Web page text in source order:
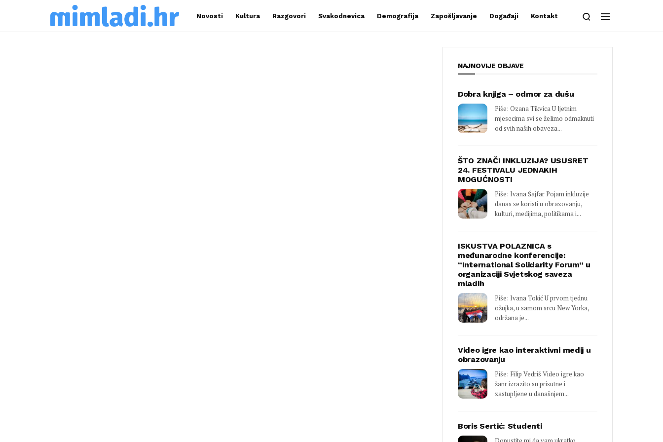
Novosti Kultura Razgovori Svakodnevica Demografija Zapošljavanje Događaji Kontakt
NAJNOVIJE OBJAVE
Dobra knjiga – odmor za dušu
Piše: Ozana Tikvica U ljetnim
mjesecima svi se želimo odmaknuti
od svih naših obaveza...
ŠTO ZNAČI INKLUZIJA? USUSRET
24. FESTIVALU JEDNAKIH
MOGUĆNOSTI
Piše: Ivana Šajfar Pojam inkluzije
danas se koristi u obrazovanju,
kulturi, medijima, politikama i...
ISKUSTVA POLAZNICA s
međunarodne konferencije:
“International Solidarity Forum” u
organizaciji Svjetskog saveza
mladih
Piše: Ivana Tokić U prvom tjednu
ožujka, u samom srcu New Yorka,
održana je...
Video igre kao interaktivni medij u
obrazovanju
Piše: Filip Vedriš Video igre kao
žanr izrazito su prisutne i
zastupljene u današnjem...
Boris Sertić: Studenti